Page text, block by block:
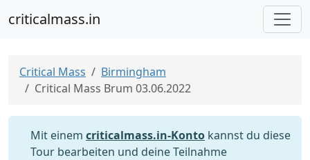
criticalmass.in
Critical Mass
Birmingham
Critical Mass Brum 03.06.2022
Mit einem criticalmass.in-Konto kannst du diese
Tour bearbeiten und deine Teilnahme